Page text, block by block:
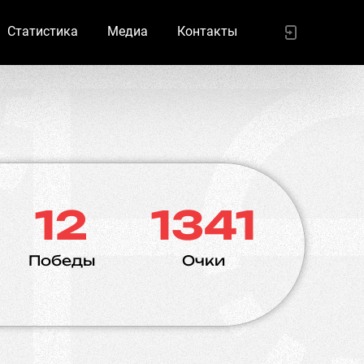
Статистика Медиа Контакты
12
Победы
1341
Очки